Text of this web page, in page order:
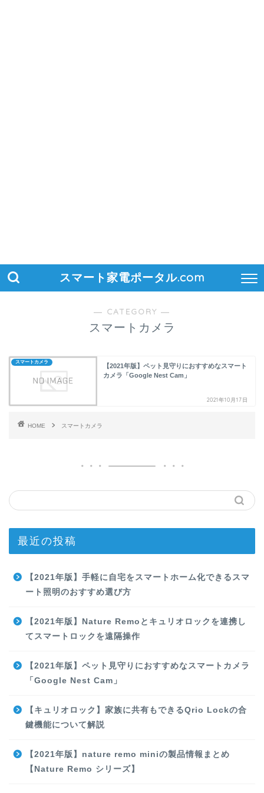
スマート家電ポータル.com
― CATEGORY ―
スマートカメラ
スマートカメラ
【2021年版】ペット見守りにおすすめなスマート
カメラ「Google Nest Cam」
2021年10月17日
HOME スマートカメラ
最近の投稿
【2021年版】手軽に自宅をスマートホーム化できるスマ
ート照明のおすすめ選び方
【2021年版】Nature Remoとキュリオロックを連携し
てスマートロックを遠隔操作
【2021年版】ペット見守りにおすすめなスマートカメラ
「Google Nest Cam」
【キュリオロック】家族に共有もできるQrio Lockの合
鍵機能について解説
【2021年版】nature remo miniの製品情報まとめ
【Nature Remo シリーズ】